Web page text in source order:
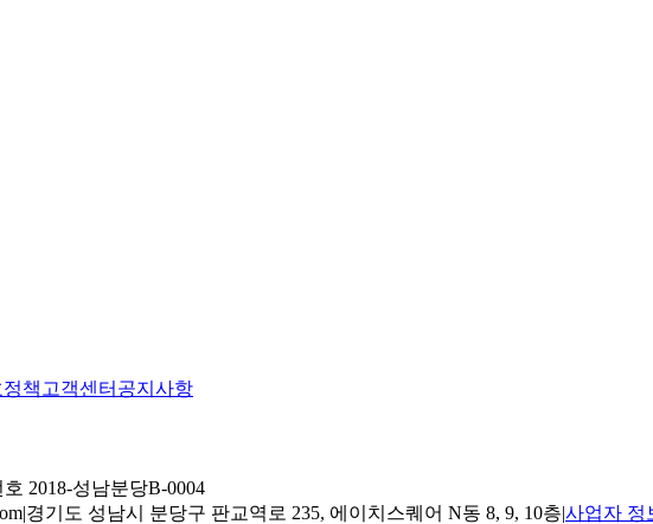
책 고객센터 공지사항
2018-성남분당B-0004
|경기도 성남시 분당구 판교역로 235, 에이치스퀘어 N동 8, 9, 10층|사업자 정